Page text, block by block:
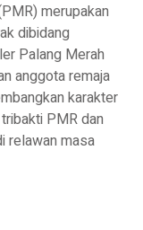
merupakan
dibidang
Palang Merah
anggota remaja
karakter
PMR dan
relawan masa